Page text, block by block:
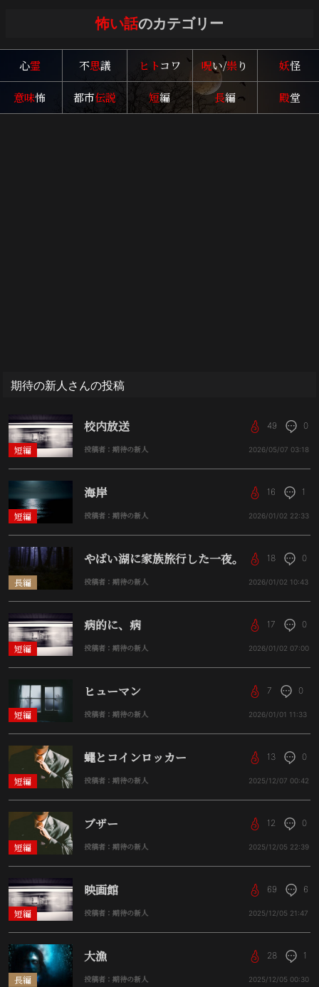
怖い話のカテゴリー
心霊 不思議 ヒトコワ 呪い/祟り 妖怪
意味怖 都市伝説 短編 長編 殿堂
期待の新人さんの投稿
短編
校内放送
投稿者：期待の新人
49 0
2026/05/07 03:18
短編
海岸
投稿者：期待の新人
16 1
2026/01/02 22:33
長編
やばい湖に家族旅行した一夜。
投稿者：期待の新人
18 0
2026/01/02 10:43
短編
病的に、病
投稿者：期待の新人
17 0
2026/01/02 07:00
短編
ヒューマン
投稿者：期待の新人
7 0
2026/01/01 11:33
短編
蠅とコインロッカー
投稿者：期待の新人
13 0
2025/12/07 00:42
短編
ブザー
投稿者：期待の新人
12 0
2025/12/05 22:39
短編
映画館
投稿者：期待の新人
69 6
2025/12/05 21:47
長編
大漁
投稿者：期待の新人
28 1
2025/12/05 00:30